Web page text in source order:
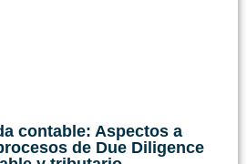
contable: Aspectos a
de Due Diligence